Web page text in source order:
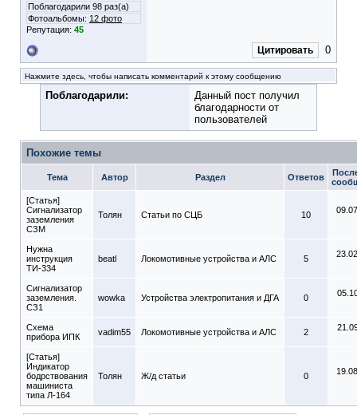
Поблагодарили 98 раз(а)
Фотоальбомы: 12 фото
Репутация: 45
Цитировать 0
Нажмите здесь, чтобы написать комментарий к этому сообщению
Поблагодарили:
Данный пост получил
благодарности от
пользователей
Похожие темы
Тема Автор Раздел Ответов
[Статья]
Сигнализатор
заземления
СЗМ
Толян Статьи по СЦБ 10
Нужна
инструкция
ТИ-334
beatl Локомотивные устройства и АЛС 5
Сигнализатор
заземления.
СЗ1
wowka Устройства электропитания и ДГА 0
Схема
прибора ИПК
vadim55 Локомотивные устройства и АЛС 2
[Статья]
Индикатор
бодрствования
машиниста
типа Л-164
Толян Ж/д статьи 0